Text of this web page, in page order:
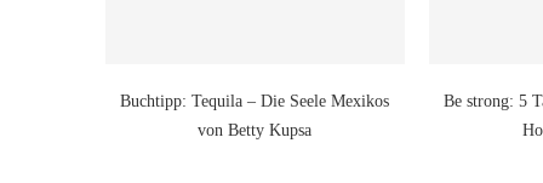
Buchtipp: Tequila – Die Seele Mexikos
von Betty Kupsa
Be strong: 5